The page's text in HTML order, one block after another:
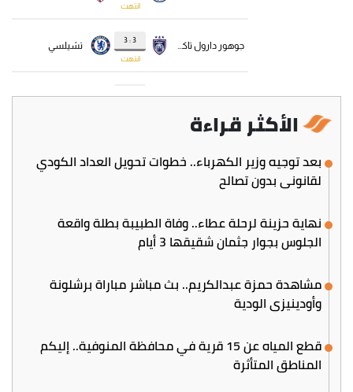
الأكثر قراءة
بعد توجيه وزير الكهرباء.. خطوات تحويل العداد الكودي
لقانوني بدون تصالح
نهاية حزينة لرحلة عطاء.. وفاة الطبيبة بطلة واقعة
الجلوس بجوار جثمان شقيقها 3 أيام
مشاهدة حمزة عبدالكريم.. بث مباشر مباراة برشلونة
وأودينيزي الودية
قطع المياه عن 15 قرية في محافظة المنوفية.. إليكم
المناطق المتأثرة